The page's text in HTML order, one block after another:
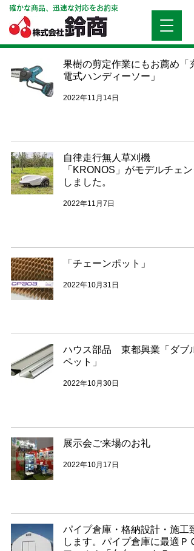
確かな商品、迅速な対応をお約束
果樹の剪定作業にもお薦め「充
電式ハンディーソー」
2022年11月14日
自律走行無人草刈機
「KRONOS」がモデルチェン
しました。
2022年11月7日
「チェーンポット」
2022年10月31日
ハウス部品 東都興業「ダブル
ペット」
2022年10月30日
展示会ご来場のお礼
2022年10月17日
パイプ倉庫・格納設計・施工致
します。パイプ倉庫に最適ＰＯ